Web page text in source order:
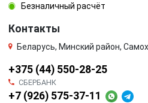
Безналичный расчёт
Контакты
Беларусь, Минский район,
+375 (44) 550-28-25
СБЕРБАНК
+7 (926) 575-37-11